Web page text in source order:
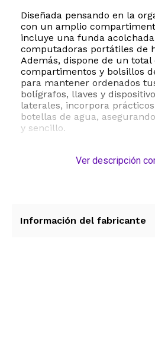
Diseñada pensando en la
con un amplio
incluye una funda
computadoras portátiles de
Además, dispone de un total
compartimentos y bolsillos
para mantener ordenados
bolígrafos, llaves y
laterales, incorpora
botellas de agua,
y sencillo.
destacadas es su puerto de
manera uniforme,
Ver descripción
Información del fabricante